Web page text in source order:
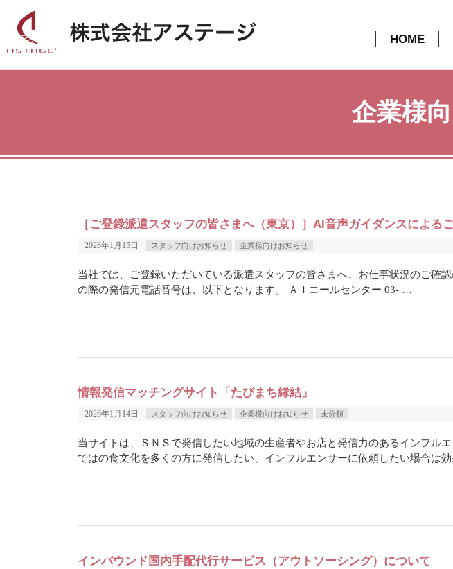
HOME
企業様
［ご登録派遣スタッフの皆さまへ（東京）］AI音声ガイダンスによる
2026年1月15日 スタッフ向けお知らせ 企業様向けお知らせ
当社では、ご登録いただいている派遣スタッフの皆さまへ、お仕事状況のご確
の際の発信元電話番号は、以下となります。 ＡＩコールセンター 03- …
情報発信マッチングサイト「たびまち縁結」
2026年1月14日 スタッフ向けお知らせ 企業様向けお知らせ 未分類
当サイトは、ＳＮＳで発信したい地域の生産者やお店と発信力のあるインフル
ではの食文化を多くの方に発信したい、インフルエンサーに依頼したい場合は
インバウンド国内手配代行サービス（アウトソーシング）について